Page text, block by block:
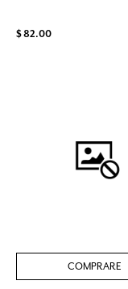
$ 82.00
COMPRARE